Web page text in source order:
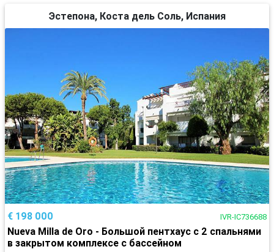
Эстепона, Коста дель Соль, Испания
€ 198 000 IVR-IC736688
Nueva Milla de Oro - Большой пентхаус с 2 спальнями
в закрытом комплексе с бассейном